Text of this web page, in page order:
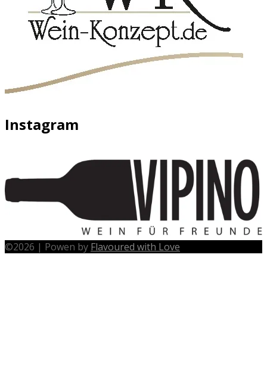
Instagram
©2026 | Powen by Flavoured with Love